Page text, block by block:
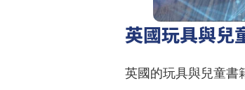
英國玩具與兒
英國的玩具與兒童書